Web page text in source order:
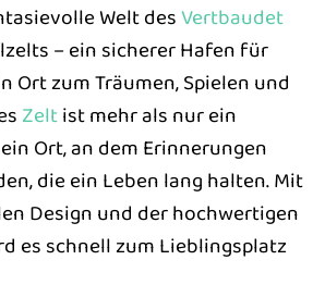
Welt desVertbaudet
– ein sicherer Hafen für
Ort zum Träumen, Spielen und
Zeltist mehr als nur ein
Ort, an dem Erinnerungen
die ein Leben lang halten. Mit
Design und der hochwertigen
es schnell zum Lieblingsplatz